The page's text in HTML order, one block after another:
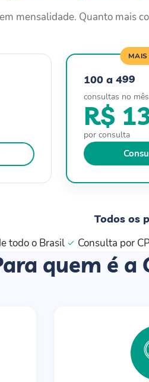
mensalidade. Quanto mais
100 a 499
consultas no mês
R$
por consulta
Todos os
todo o Brasil
Consulta por
quem é a